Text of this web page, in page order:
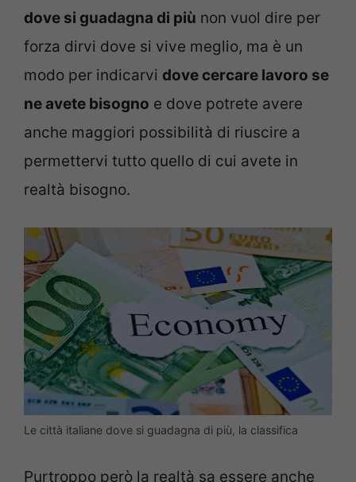
dove si guadagna di più non vuol dire per
forza dirvi dove si vive meglio, ma è un
modo per indicarvi dove cercare lavoro se
ne avete bisogno e dove potrete avere
anche maggiori possibilità di riuscire a
permettervi tutto quello di cui avete in
realtà bisogno.
Le città italiane dove si guadagna di più, la classifica
Purtroppo però la realtà sa essere anche